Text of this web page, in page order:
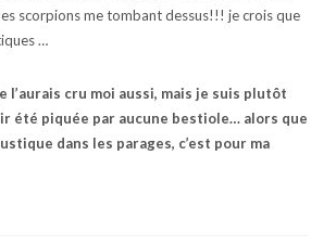
scorpions me tombant dessus!!! je crois que
…
l’aurais cru moi aussi, mais je suis plutôt
été piquée par aucune bestiole… alors que
dans les parages, c’est pour ma